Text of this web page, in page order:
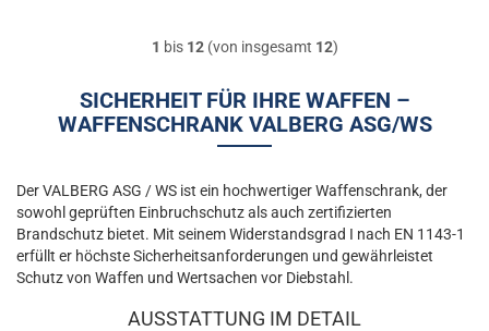
1 bis 12(von insgesamt 12)
SICHERHEIT FÜR IHRE WAFFEN –
WAFFENSCHRANK VALBERG ASG/WS
Der VALBERG ASG / WS ist ein hochwertiger Waffenschrank, der
sowohl geprüften Einbruchschutz als auch zertifizierten
Brandschutz bietet. Mit seinem Widerstandsgrad I nach EN 1143-1
erfüllt er höchste Sicherheitsanforderungen und gewährleistet
Schutz von Waffen und Wertsachen vor Diebstahl.
AUSSTATTUNG IM DETAIL